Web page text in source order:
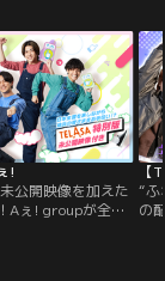
!
公開映像を加えた
Aぇ! groupが全国
伝いを通して地元
いながら、日本中
“ふ
の